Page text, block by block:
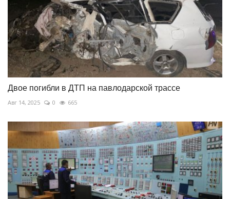
Двое погибли в ДТП на павлодарской трассе
Авг 14, 2025 0 665